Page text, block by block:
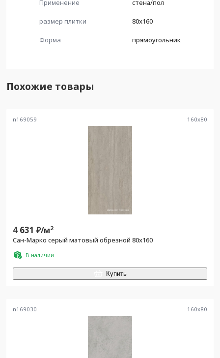
Применение стена/пол
размер плитки 80x160
Форма прямоугольник
Похожие товары
n169059 160x80
4 631 ₽/м2
Сан-Марко серый матовый обрезной 80x160
В наличии
Купить
n169030 160x80